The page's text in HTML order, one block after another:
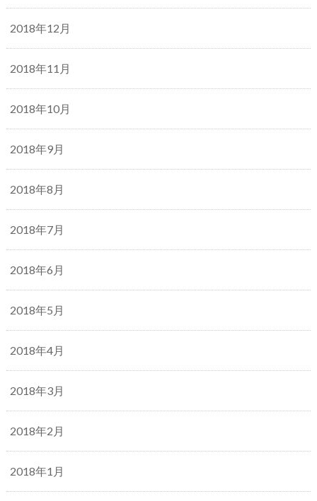
2018年12月
2018年11月
2018年10月
2018年9月
2018年8月
2018年7月
2018年6月
2018年5月
2018年4月
2018年3月
2018年2月
2018年1月